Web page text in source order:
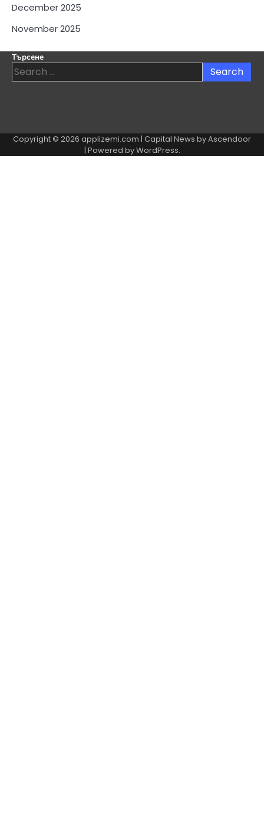
December 2025
November 2025
Търсене
Search
for:
Copyright © 2026 applizemi.com | Capital News byAscendoor
| Powered byWordPress.